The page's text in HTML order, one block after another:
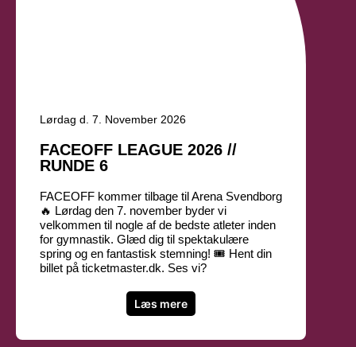
Lørdag d. 7. November 2026
FACEOFF LEAGUE 2026 //
RUNDE 6
FACEOFF kommer tilbage til Arena Svendborg
🔥 Lørdag den 7. november byder vi
velkommen til nogle af de bedste atleter inden
for gymnastik. Glæd dig til spektakulære
spring og en fantastisk stemning! 🎟 Hent din
billet på ticketmaster.dk. Ses vi?
Læs mere